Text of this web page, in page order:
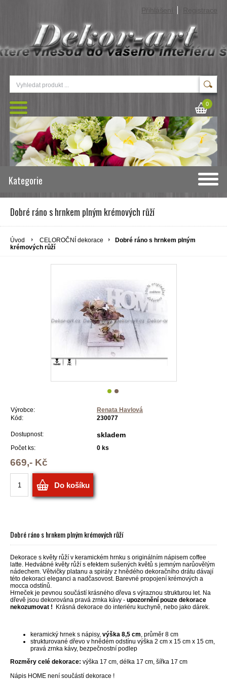
Přihlášení Registrace
0
Kategorie
Dobré ráno s hrnkem plným krémových růží
Úvod CELOROČNÍ dekorace
Dobré ráno s hrnkem plným
krémových růží
Výrobce:
Renata Havlová
Kód:
230077
Dostupnost: skladem
Počet ks: 0 ks
669,- Kč
Do košíku
Dobré ráno s hrnkem plným krémových růží
Dekorace s květy růží v keramickém hrnku s originálním nápisem coffee
latte. Hedvábné květy růží s efektem sušených květů s jemným narůovělým
nádechem. Větvičky platanu a spirály z hnědého dekoračního drátu dávají
této dekoraci eleganci a nadčasovost. Barevné propojení krémových a
mocca odstínů.
Hrneček je pevnou součástí krásného dřeva s výraznou strukturou let. Na
dřevě jsou dekorována pravá zrnka kávy - upozornění pouze dekorace
nekozumovat !
Krásná dekorace do interiéru kuchyně, nebo jako dárek.
keramický hrnek s nápisy, výška 8,5 cm, průměr 8 cm
strukturované dřevo v hnědém odstínu výška 2 cm x 15 cm x 15 cm,
pravá zrnka kávy, bezpečnostní podlep
Rozměry celé dekorace: výška 17 cm, délka 17 cm, šířka 17 cm
Nápis HOME není součástí dekorace !